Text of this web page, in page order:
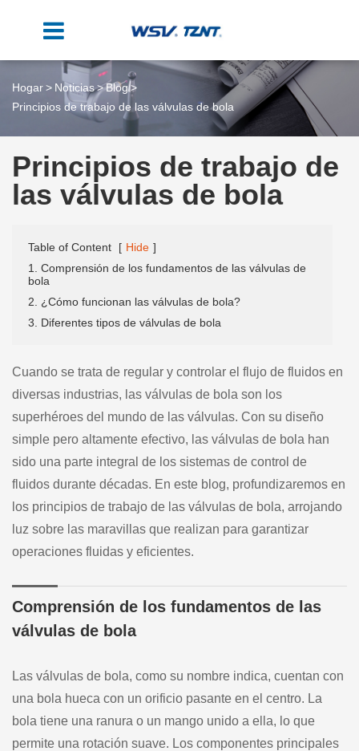
Hogar Noticias
Blog
Principios de trabajo de las válvulas de bola
Principios de trabajo de
las válvulas de bola
Table of Content [ Hide ]
1. Comprensión de los fundamentos de las válvulas de
bola
2. ¿Cómo funcionan las válvulas de bola?
3. Diferentes tipos de válvulas de bola
Cuando se trata de regular y controlar el flujo de fluidos en
diversas industrias, las válvulas de bola son los
superhéroes del mundo de las válvulas. Con su diseño
simple pero altamente efectivo, las válvulas de bola han
sido una parte integral de los sistemas de control de
fluidos durante décadas. En este blog, profundizaremos en
los principios de trabajo de las válvulas de bola, arrojando
luz sobre las maravillas que realizan para garantizar
operaciones fluidas y eficientes.
Comprensión de los fundamentos de las
válvulas de bola
Las válvulas de bola, como su nombre indica, cuentan con
una bola hueca con un orificio pasante en el centro. La
bola tiene una ranura o un mango unido a ella, lo que
permite una rotación suave. Los componentes principales